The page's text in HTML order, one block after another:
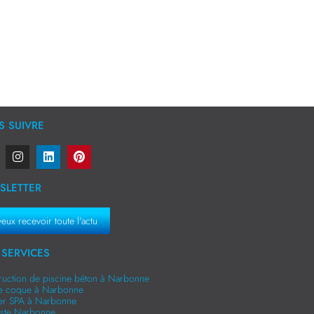
SUIVRE
recevoir toute l'actu
de piscine béton à Narbonne
coque à Narbonne
SPA à Narbonne